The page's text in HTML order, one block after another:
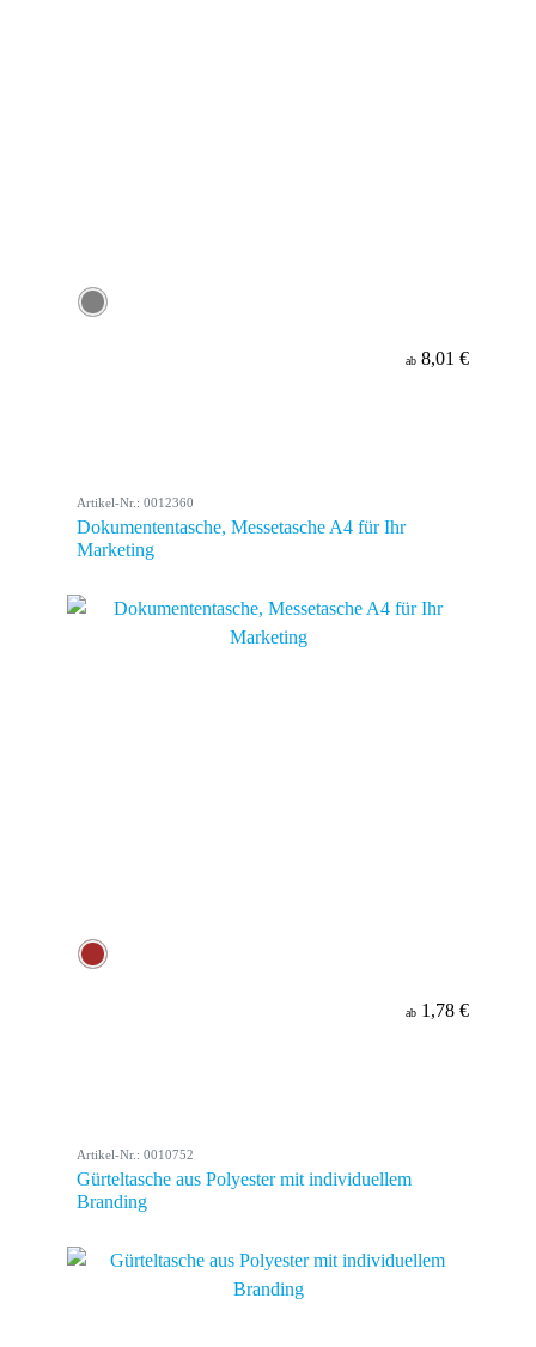
ab 8,01 €
Artikel-Nr.: 0012360
Dokumententasche, Messetasche A4 für Ihr
Marketing
ab 1,78 €
Artikel-Nr.: 0010752
Gürteltasche aus Polyester mit individuellem
Branding